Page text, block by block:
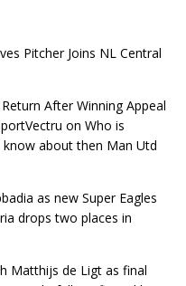
Pitcher Joins NL Central
After Winning Appeal
on Who is
know about then Man Utd
as new Super Eagles
drops two places in
Matthijs de Ligt as final